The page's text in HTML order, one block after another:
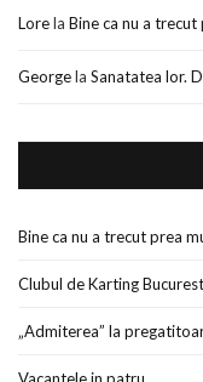
Lorela Bine ca nu a
Georgela Sanatatea lor.
Bine ca nu a trecut prea
Clubul de Karting
„Admiterea” la